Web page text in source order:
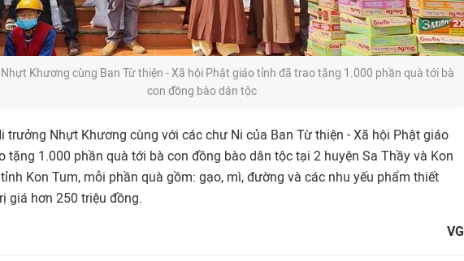
Khương cùng Ban Từ thiện - Xã hội Phật giáo tỉnh đã trao tặng 1.000 phần quà tới bà
con đồng bào dân tộc
trưởng Nhựt Khương cùng với các chư Ni của Ban Từ thiện - Xã hội Phật giáo
tặng 1.000 phần quà tới bà con đồng bào dân tộc tại 2 huyện Sa Thầy và Kon
Kon Tum, mỗi phần quà gồm: gạo, mì, đường và các nhu yếu phẩm thiết
giá hơn 250 triệu đồng.
VG